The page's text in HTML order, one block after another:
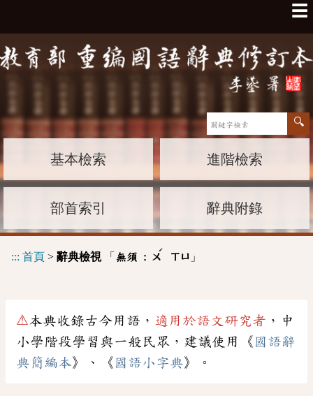
☰
基本檢索 進階檢索
部首索引 辭典附錄
::: 首頁 > 辭典檢視「 無須 : ㄨ
ˊ
ㄒㄩ 」
⚠本典收錄古今用語， 適用於語文研究者 ，中
小學階段學習與一般民眾，建議使用《 國語辭
典簡編本》、《 國語小字典》。